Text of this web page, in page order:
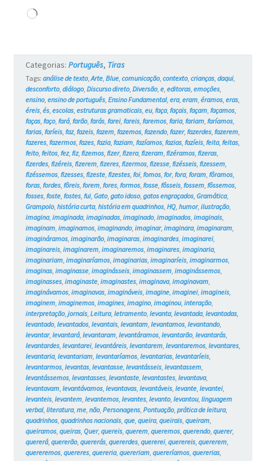
#17
Carregando...
Categorias: Português, Tiras
Tags: análise de texto, Arte, Blue, comunicação, contexto, crianças, daqui,
desconforto, diálogo, Discurso direto, Diversão, e, editoras, emoções,
ensino, ensino de português, Ensino Fundamental, era, eram, éramos, eras,
éreis, és, escolas, estruturas gramaticais, eu, faça, façais, façam, façamos,
faças, faço, fará, farão, farás, farei, fareis, faremos, faria, fariam, faríamos,
farias, faríeis, faz, fazeis, fazem, fazemos, fazendo, fazer, fazerdes, fazerem,
fazeres, fazermos, fazes, fazia, faziam, fazíamos, fazias, fazíeis, feita, feitas,
feito, feitos, fez, fiz, fizemos, fizer, fizera, fizeram, fizéramos, fizeras,
fizerdes, fizéreis, fizerem, fizeres, fizermos, fizesse, fizésseis, fizessem,
fizéssemos, fizesses, fizeste, fizestes, foi, fomos, for, fora, foram, fôramos,
foras, fordes, fôreis, forem, fores, formos, fosse, fôsseis, fossem, fôssemos,
fosses, foste, fostes, fui, Gato, gato idoso, gatos engraçados, Gramática,
Grampolo, história curta, história em quadrinhos, HQ, humor, ilustração,
imagina, imaginada, imaginadas, imaginado, imaginados, imaginais,
imaginam, imaginamos, imaginando, imaginar, imaginara, imaginaram,
imagináramos, imaginarão, imaginaras, imaginardes, imaginarei,
imaginareis, imaginarem, imaginaremos, imaginares, imaginaria,
imaginariam, imaginaríamos, imaginarias, imaginaríeis, imaginarmos,
imaginas, imaginasse, imaginásseis, imaginassem, imaginássemos,
imaginasses, imaginaste, imaginastes, imaginava, imaginavam,
imaginávamos, imaginavas, imagináveis, imagine, imaginei, imagineis,
imaginem, imaginemos, imagines, imagino, imaginou, interação,
interpretação, jornais, Leitura, letramento, levanta, levantada, levantadas,
levantado, levantados, levantais, levantam, levantamos, levantando,
levantar, levantará, levantaram, levantáramos, levantarão, levantarás,
levantardes, levantarei, levantáreis, levantarem, levantaremos, levantares,
levantaria, levantariam, levantaríamos, levantarias, levantaríeis,
levantarmos, levantas, levantasse, levantásseis, levantassem,
levantássemos, levantasses, levantaste, levantastes, levantava,
levantavam, levantávamos, levantavas, levantáveis, levante, levantei,
levanteis, levantem, levantemos, levantes, levanto, levantou, linguagem
verbal, literatura, me, não, Personagens, Pontuação, prática de leitura,
quadrinhos, quadrinhos nacionais, que, queira, queirais, queiram,
queiramos, queiras, Quer, quereis, querem, queremos, querendo, querer,
quererá, quererão, quererás, quererdes, quererei, querereis, quererem,
quereremos, quereres, quereria, quereriam, quereríamos, quererias,